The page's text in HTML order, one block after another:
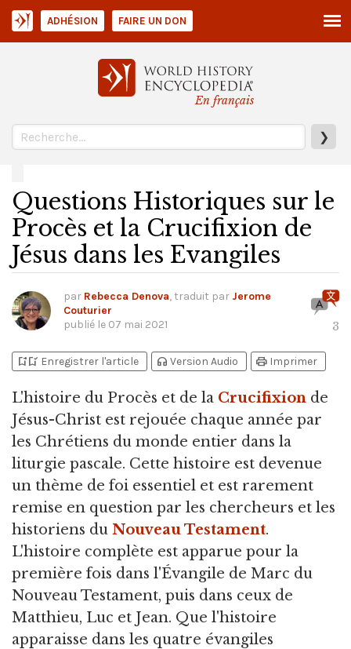
En français
❯
ADHÉSION FAIRE UN DON
Questions Historiques sur le
Procès et la Crucifixion de
Jésus dans les Evangiles
par Rebecca Denova, traduit par Jerome
Couturier
publié le 07 mai 2021 3
bookmark_addbookmark_added Enregistrer l'article headphones Version Audio print Imprimer
L'histoire du Procès et de la Crucifixion de
Jésus-Christ est rejouée chaque année par
les Chrétiens du monde entier dans la
liturgie pascale. Cette histoire est devenue
un thème de foi essentiel et est rarement
remise en question par les chercheurs et les
historiens du Nouveau Testament.
L'histoire complète est apparue pour la
première fois dans l'Évangile de Marc du
Nouveau Testament, puis dans ceux de
Matthieu, Luc et Jean. Que l'histoire
apparaisse dans les quatre évangiles